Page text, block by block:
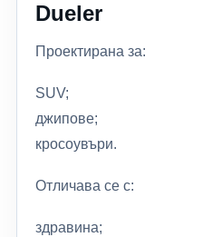
Dueler
Проектирана за:
SUV;
джипове;
кросоувъри.
Отличава се с:
здравина;